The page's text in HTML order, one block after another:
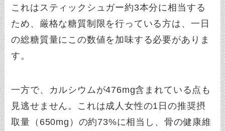
これはスティックシュガー約3本分に相当する
ため、厳格な糖質制限を行っている方は、一日
の総糖質量にこの数値を加味する必要がありま
す。
一方で、カルシウムが476mg含まれている点も
見逃せません。これは成人女性の1日の推奨摂
取量（650mg）の約73%に相当し、骨の健康維